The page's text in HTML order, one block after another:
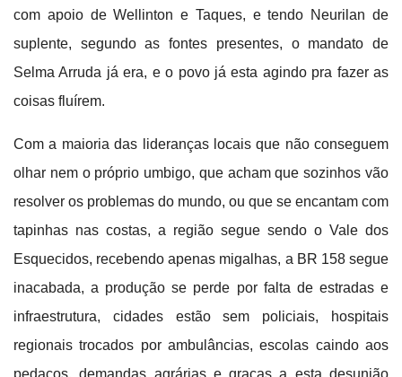
com apoio de Wellinton e Taques, e tendo Neurilan de
suplente, segundo as fontes presentes, o mandato de
Selma Arruda já era, e o povo já esta agindo pra fazer as
coisas fluírem.
Com a maioria das lideranças locais que não conseguem
olhar nem o próprio umbigo, que acham que sozinhos vão
resolver os problemas do mundo, ou que se encantam com
tapinhas nas costas, a região segue sendo o Vale dos
Esquecidos, recebendo apenas migalhas, a BR 158 segue
inacabada, a produção se perde por falta de estradas e
infraestrutura, cidades estão sem policiais, hospitais
regionais trocados por ambulâncias, escolas caindo aos
pedaços, demandas agrárias e graças a esta desunião